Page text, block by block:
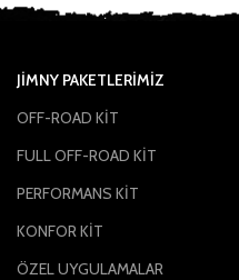
JIMNY PAKETLERIMIZ
OFF-ROAD KİT
FULL OFF-ROAD KİT
PERFORMANS KİT
KONFOR KİT
ÖZEL UYGULAMALAR